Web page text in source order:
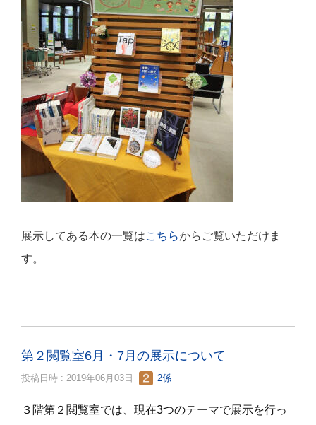
展示してある本の一覧はこちらからご覧いただけま
す。
第２閲覧室6月・7月の展示について
投稿日時 : 2019年06月03日 2係
３階第２閲覧室では、現在3つのテーマで展示を行っ